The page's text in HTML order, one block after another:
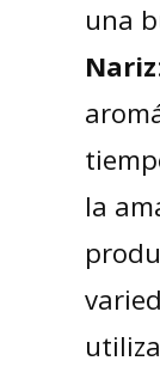
una
Nariz
la